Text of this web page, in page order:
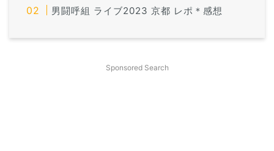
男闘呼組 ライブ2023 京都 レポ＊感想
Sponsored Search